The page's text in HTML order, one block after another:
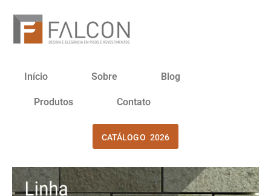
Início Sobre Blog
Produtos Contato
CATÁLOGO 2026